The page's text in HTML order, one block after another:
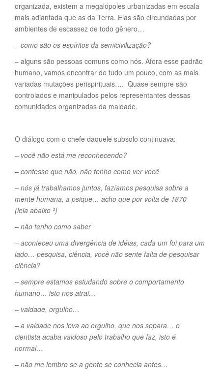
organizada, existem a megalópoles urbanizadas em escala
mais adiantada que as da Terra. Elas são circundadas por
ambientes de escassez de todo gênero…
– como são os espíritos da semicivilização?
– alguns são pessoas comuns como nós. Afora esse padrão
humano, vamos encontrar de tudo um pouco, com as mais
variadas mutações perispirituais…. Quase sempre são
controlados e manipulados pelos representantes dessas
comunidades organizadas da maldade.
O diálogo com o chefe daquele subsolo continuava:
– você não está me reconhecendo?
– confesso que não, não tenho como ver você
– nós já trabalhamos juntos, fazíamos pesquisa sobre a
mente humana, a psique… acho que por volta de 1870
(leia abaixo ²)
– não tenho como saber
– aconteceu uma divergência de idéias, cada um foi para um
lado… pesquisa, ciência, você não sente falta de pesquisar
ciência?
– sempre estamos estudando sobre o comportamento
humano… isto nos atrai…
– vaidade, orgulho…
– a vaidade nos leva ao orgulho, que nos separa… o
cientista acaba vaidoso pelo trabalho que faz, isto é
normal…
– não me lembro se a gente se conhecia antes…